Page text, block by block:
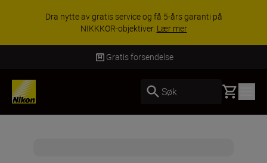
Dra nytte av gratis service og få 5-års garanti på
NIKKKOR-objektiver. Lær mer
Gratis forsendelse
Søk Basket